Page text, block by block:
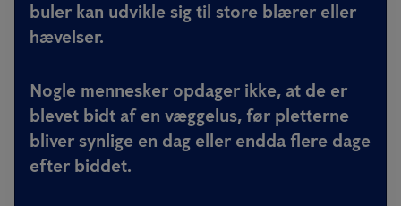
buler kan udvikle sig til store blærer eller
hævelser.
Nogle mennesker opdager ikke, at de er
blevet bidt af en væggelus, før pletterne
bliver synlige en dag eller endda flere dage
efter biddet.